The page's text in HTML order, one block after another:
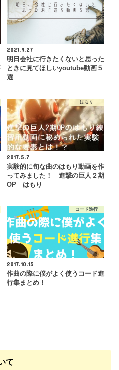
2021.9.27
明日会社に行きたくないと思った
ときに見てほしいyoutube動画５
選
はもり
2017.5.7
実験的に旬な曲のはもり動画を作
ってみました！ 進撃の巨人２期
OP はもり
コード進行
2017.10.15
作曲の際に僕がよく使うコード進
行集まとめ！
て